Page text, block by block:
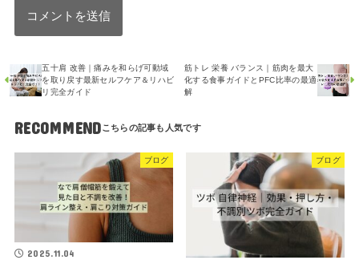
五十肩 改善｜痛みを和らげ可動域
を取り戻す最新セルフケア＆リハビ
リ完全ガイド
筋トレ 栄養 バランス｜筋肉を最大
化する食事ガイドとPFC比率の最適
解
RECOMMEND
ブログ
2025.11.04
ブログ